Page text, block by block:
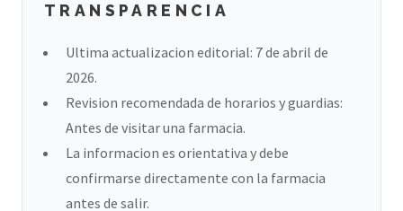
TRANSPARENCIA
Ultima actualizacion editorial: 7 de abril de
2026.
Revision recomendada de horarios y guardias:
Antes de visitar una farmacia.
La informacion es orientativa y debe
confirmarse directamente con la farmacia
antes de salir.